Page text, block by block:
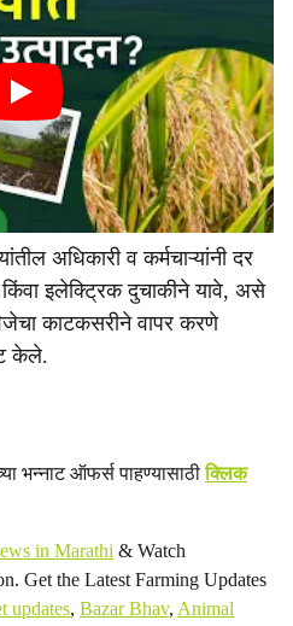
अधिकारी व कर्मचाऱ्यांनी दर
इलेक्ट्रिक दुचाकीने यावे, असे
काटकसरीने वापर करणे
केले.
भन्नाट ऑफर्स पाहण्यासाठीक्लिक
in Marathi & Watch
Get the Latest Farming Updates
updates, Bazar Bhav, Animal